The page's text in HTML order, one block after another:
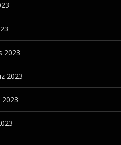
2023
2023
2023